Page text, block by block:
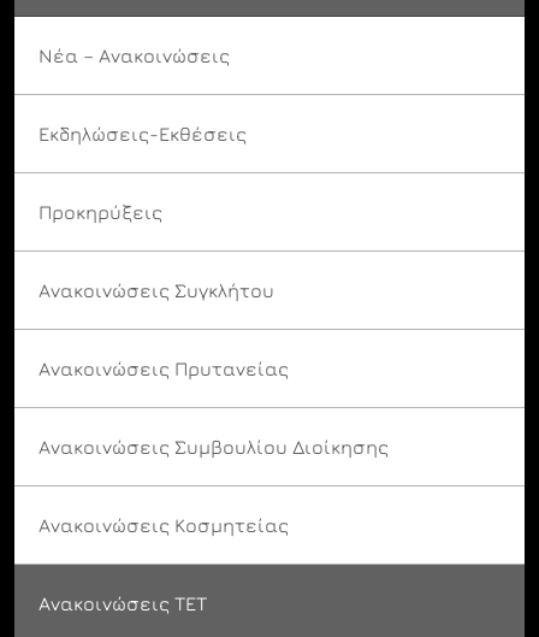
Νέα – Ανακοινώσεις
Εκδηλώσεις-Εκθέσεις
Προκηρύξεις
Ανακοινώσεις Συγκλήτου
Ανακοινώσεις Πρυτανείας
Ανακοινώσεις Συμβουλίου Διοίκησης
Ανακοινώσεις Κοσμητείας
Ανακοινώσεις ΤΕΤ